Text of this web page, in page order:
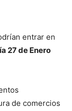
entrar en
27 de Enero
de comercios